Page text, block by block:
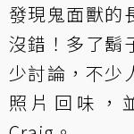
發現鬼面獸的
沒錯！多了鬍
少討論，不少
照片回味，